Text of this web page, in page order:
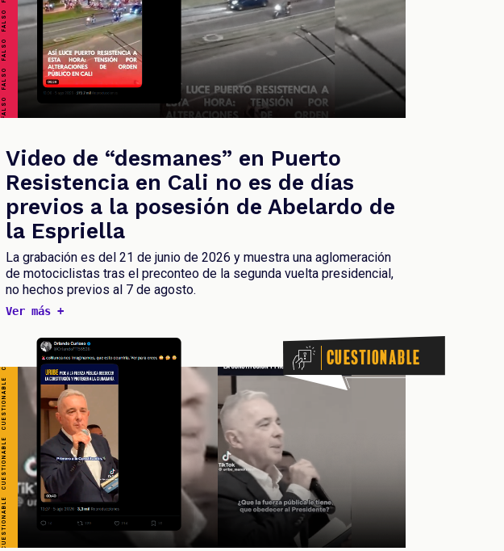
Video de “desmanes” en Puerto
Resistencia en Cali no es de días
previos a la posesión de Abelardo de
la Espriella
La grabación es del 21 de junio de 2026 y muestra una aglomeración
de motociclistas tras el preconteo de la segunda vuelta presidencial,
no hechos previos al 7 de agosto.
Ver más +
CUESTIONABLE CUESTIONABLE CUESTIONABLE CUESTIONABLE CUESTIONABLE CUESTIONABLE CUESTIONABLE Cuestionable